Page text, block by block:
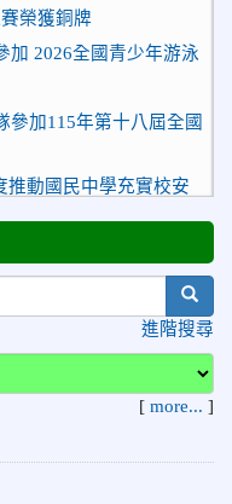
加 2026全國青少年游泳
動國民中學充實校安
告周知，請查照。
參加115年花蓮市「市長
參加115年第三十三屆全
年花蓮市語文競
進階搜尋
[ more... ]